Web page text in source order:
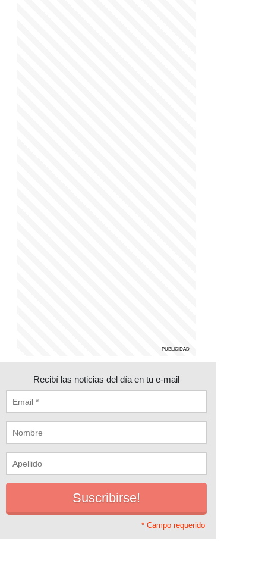
Recibí las noticias del día en tu e-mail
* Campo requerido